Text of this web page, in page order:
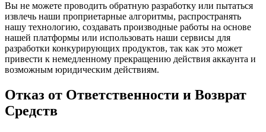
Вы не можете проводить обратную разработку или пытаться
извлечь наши проприетарные алгоритмы, распространять
нашу технологию, создавать производные работы на основе
нашей платформы или использовать наши сервисы для
разработки конкурирующих продуктов, так как это может
привести к немедленному прекращению действия аккаунта и
возможным юридическим действиям.
Отказ от Ответственности и Возврат
Средств